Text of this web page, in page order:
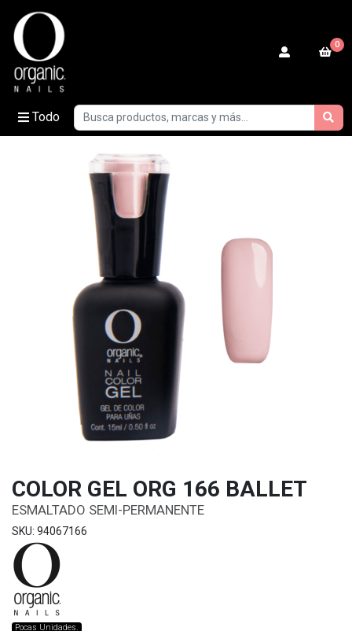
Todo
0
COLOR GEL ORG 166 BALLET
ESMALTADO SEMI-PERMANENTE
SKU: 94067166
Pocas Unidades.